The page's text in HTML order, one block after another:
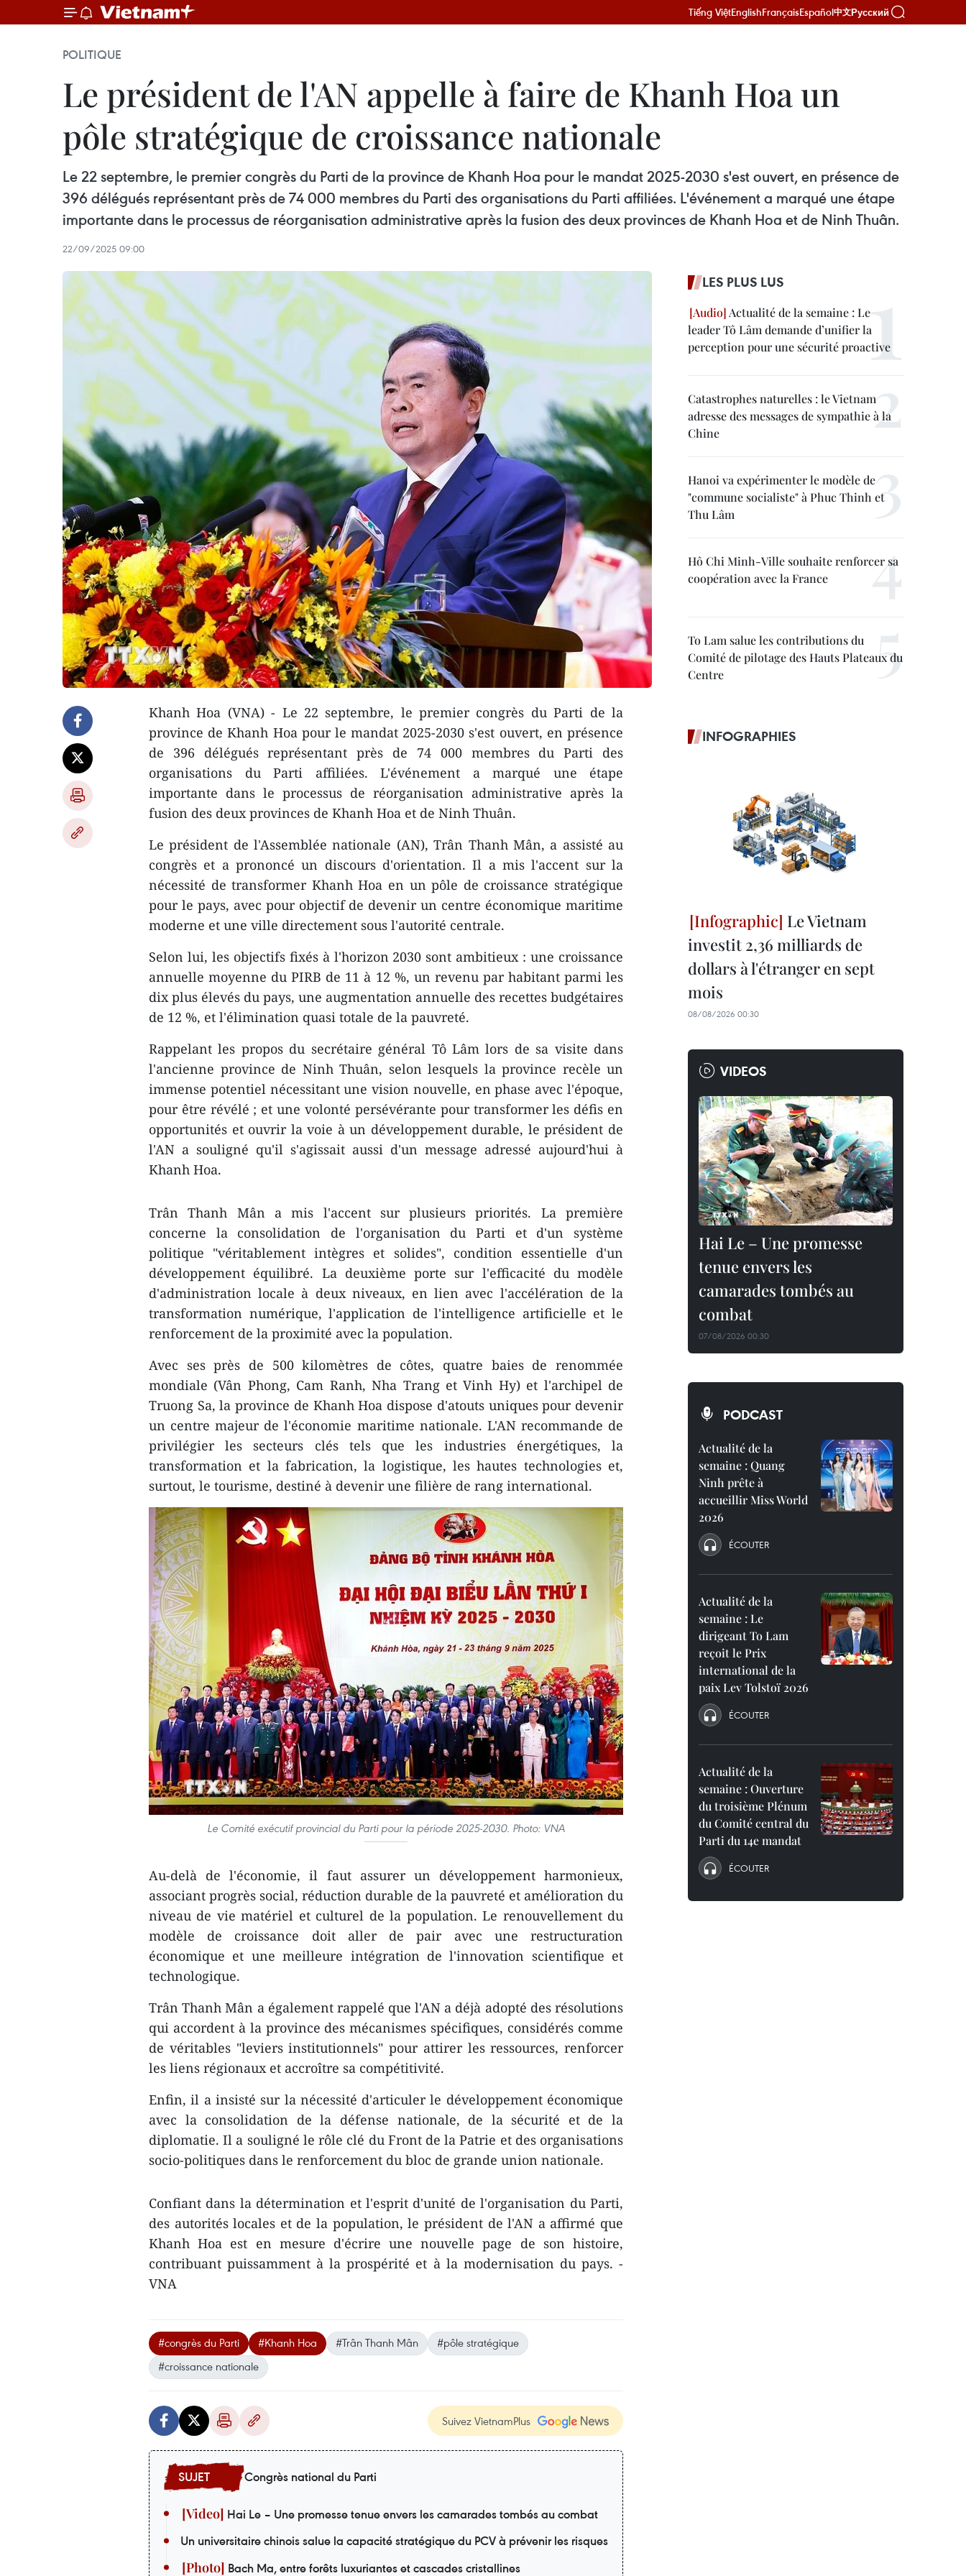
Tiếng ViệtEnglishFrançaisEspañol中文Русский
POLITIQUE
Le président de l'AN appelle à faire de Khanh Hoa un
pôle stratégique de croissance nationale
Le 22 septembre, le premier congrès du Parti de la province de Khanh Hoa pour le mandat 2025-2030 s'est ouvert, en présence de
396 délégués représentant près de 74 000 membres du Parti des organisations du Parti affiliées. L'événement a marqué une étape
importante dans le processus de réorganisation administrative après la fusion des deux provinces de Khanh Hoa et de Ninh Thuân.
22/09/2025 09:00
Khanh Hoa (VNA) - Le 22 septembre, le premier congrès du Parti de la
province de Khanh Hoa pour le mandat 2025-2030 s'est ouvert, en présence
de 396 délégués représentant près de 74 000 membres du Parti des
organisations du Parti affiliées. L'événement a marqué une étape
importante dans le processus de réorganisation administrative après la
fusion des deux provinces de Khanh Hoa et de Ninh Thuân.
Le président de l'Assemblée nationale (AN), Trân Thanh Mân, a assisté au
congrès et a prononcé un discours d'orientation. Il a mis l'accent sur la
nécessité de transformer Khanh Hoa en un pôle de croissance stratégique
pour le pays, avec pour objectif de devenir un centre économique maritime
moderne et une ville directement sous l'autorité centrale.
Selon lui, les objectifs fixés à l'horizon 2030 sont ambitieux : une croissance
annuelle moyenne du PIRB de 11 à 12 %, un revenu par habitant parmi les
dix plus élevés du pays, une augmentation annuelle des recettes budgétaires
de 12 %, et l'élimination quasi totale de la pauvreté.
Rappelant les propos du secrétaire général Tô Lâm lors de sa visite dans
l'ancienne province de Ninh Thuân, selon lesquels la province recèle un
immense potentiel nécessitant une vision nouvelle, en phase avec l'époque,
pour être révélé ; et une volonté persévérante pour transformer les défis en
opportunités et ouvrir la voie à un développement durable, le président de
l'AN a souligné qu'il s'agissait aussi d'un message adressé aujourd'hui à
Khanh Hoa.
Trân Thanh Mân a mis l'accent sur plusieurs priorités. La première
concerne la consolidation de l'organisation du Parti et d'un système
politique "véritablement intègres et solides", condition essentielle d'un
développement équilibré. La deuxième porte sur l'efficacité du modèle
d'administration locale à deux niveaux, en lien avec l'accélération de la
transformation numérique, l'application de l'intelligence artificielle et le
renforcement de la proximité avec la population.
Avec ses près de 500 kilomètres de côtes, quatre baies de renommée
mondiale (Vân Phong, Cam Ranh, Nha Trang et Vinh Hy) et l'archipel de
Truong Sa, la province de Khanh Hoa dispose d'atouts uniques pour devenir
un centre majeur de l'économie maritime nationale. L'AN recommande de
privilégier les secteurs clés tels que les industries énergétiques, la
transformation et la fabrication, la logistique, les hautes technologies et,
surtout, le tourisme, destiné à devenir une filière de rang international.
Le Comité exécutif provincial du Parti pour la période 2025-2030. Photo: VNA
Au-delà de l'économie, il faut assurer un développement harmonieux,
associant progrès social, réduction durable de la pauvreté et amélioration du
niveau de vie matériel et culturel de la population. Le renouvellement du
modèle de croissance doit aller de pair avec une restructuration
économique et une meilleure intégration de l'innovation scientifique et
technologique.
Trân Thanh Mân a également rappelé que l'AN a déjà adopté des résolutions
qui accordent à la province des mécanismes spécifiques, considérés comme
de véritables "leviers institutionnels" pour attirer les ressources, renforcer
les liens régionaux et accroître sa compétitivité.
Enfin, il a insisté sur la nécessité d'articuler le développement économique
avec la consolidation de la défense nationale, de la sécurité et de la
diplomatie. Il a souligné le rôle clé du Front de la Patrie et des organisations
socio-politiques dans le renforcement du bloc de grande union nationale.
Confiant dans la détermination et l'esprit d'unité de l'organisation du Parti,
des autorités locales et de la population, le président de l'AN a affirmé que
Khanh Hoa est en mesure d'écrire une nouvelle page de son histoire,
contribuant puissamment à la prospérité et à la modernisation du pays. -
VNA
#congrès du Parti #Khanh Hoa #Trân Thanh Mân
#pôle stratégique
#croissance nationale
Suivez VietnamPlus
Congrès national du Parti
Hai Le – Une promesse tenue envers les camarades tombés au combat
Un universitaire chinois salue la capacité stratégique du PCV à prévenir les risques
Bach Ma, entre forêts luxuriantes et cascades cristallines
LES PLUS LUS
Actualité de la semaine : Le
leader Tô Lâm demande d’unifier la
perception pour une sécurité proactive
Catastrophes naturelles : le Vietnam
adresse des messages de sympathie à la
Chine
Hanoi va expérimenter le modèle de
"commune socialiste" à Phuc Thinh et
Thu Lâm
Hô Chi Minh-Ville souhaite renforcer sa
coopération avec la France
To Lam salue les contributions du
Comité de pilotage des Hauts Plateaux du
Centre
INFOGRAPHIES
Le Vietnam
investit 2,36 milliards de
dollars à l'étranger en sept
mois
08/08/2026 00:30
VIDEOS
Hai Le – Une promesse
tenue envers les
camarades tombés au
combat
07/08/2026 00:30
PODCAST
Actualité de la
semaine : Quang
Ninh prête à
accueillir Miss World
2026
ÉCOUTER
Actualité de la
semaine : Le
dirigeant To Lam
reçoit le Prix
international de la
paix Lev Tolstoï 2026
ÉCOUTER
Actualité de la
semaine : Ouverture
du troisième Plénum
du Comité central du
Parti du 14e mandat
ÉCOUTER